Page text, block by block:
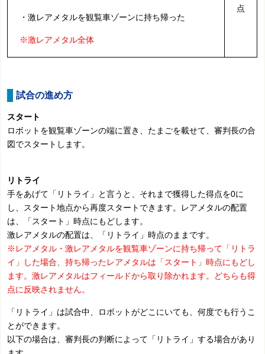
・激レアメタルを観覧車ゾーンに持ち帰った
※激レアメタル全体
点
試合の進め方
スタート
ロボットを観覧車ゾーンの端に置き、たまごを載せて、審判長の合
図でスタートします。
リトライ
手をあげて「リトライ」と言うと、それまで獲得した得点を0に
し、スタート地点から再度スタートできます。レアメタルの配置
は、「スタート」時点にもどします。
激レアメタルの配置は、「リトライ」時点のままです。
※レアメタル・激レアメタルを観覧車ゾーンに持ち帰って「リトラ
イ」した場合、持ち帰ったレアメタルは「スタート」時点にもどし
ます。激レアメタルはフィールドから取り除かれます。どちらも得
点に反映されません。
「リトライ」は試合中、ロボットがどこにいても、何度でも行うこ
とができます。
以下の場合は、審判長の判断によって「リトライ」する場合があり